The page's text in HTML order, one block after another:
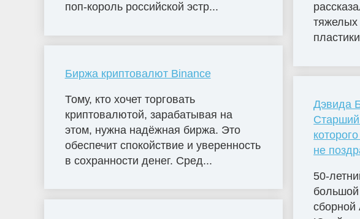
поп-король российской эстр...
Биржа криптовалют Binance
Тому, кто хочет торговать
криптовалютой, зарабатывая на
этом, нужна надёжная биржа. Это
обеспечит спокойствие и уверенность
в сохранности денег. Сред...
тяжелых
Дэвида
не
50-
сборной